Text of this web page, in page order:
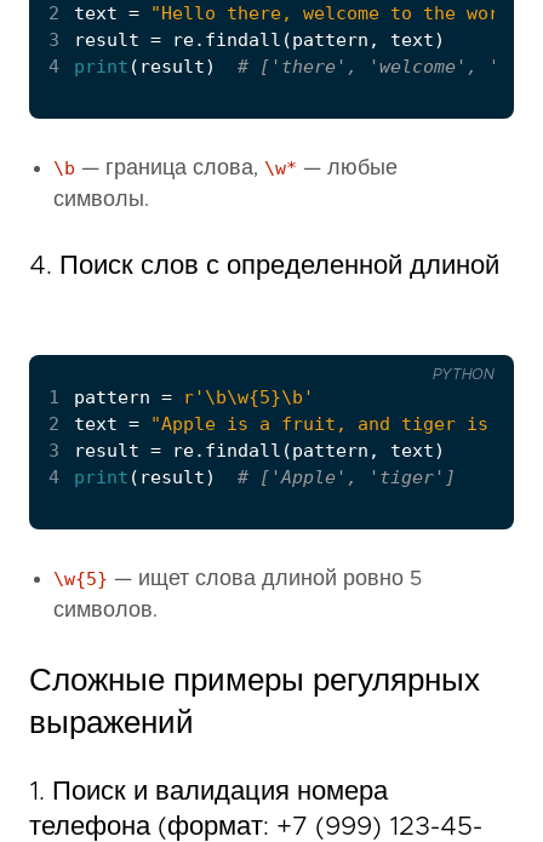
2
text =
"Hello there, welcome to the world
3
result = re. findall (pattern , text)
4
print ( result) # ['there', 'welcome',
\b — граница слова, \w* — любые
символы.
4. Поиск слов с определенной длиной
1 pattern = r'\b\w{5}\b'
2
text =
"Apple is a fruit, and tiger is an
3
result = re. findall (pattern , text)
4
print ( result) # ['Apple', 'tiger']
PYTHON
\w{5} — ищет слова длиной ровно 5
символов.
Сложные примеры регулярных
выражений
1. Поиск и валидация номера
телефона (формат: +7 (999) 123-45-